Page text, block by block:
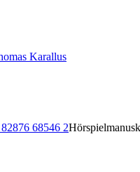
Karallus
68546 2